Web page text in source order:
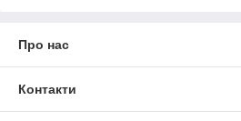
Про нас
Контакти